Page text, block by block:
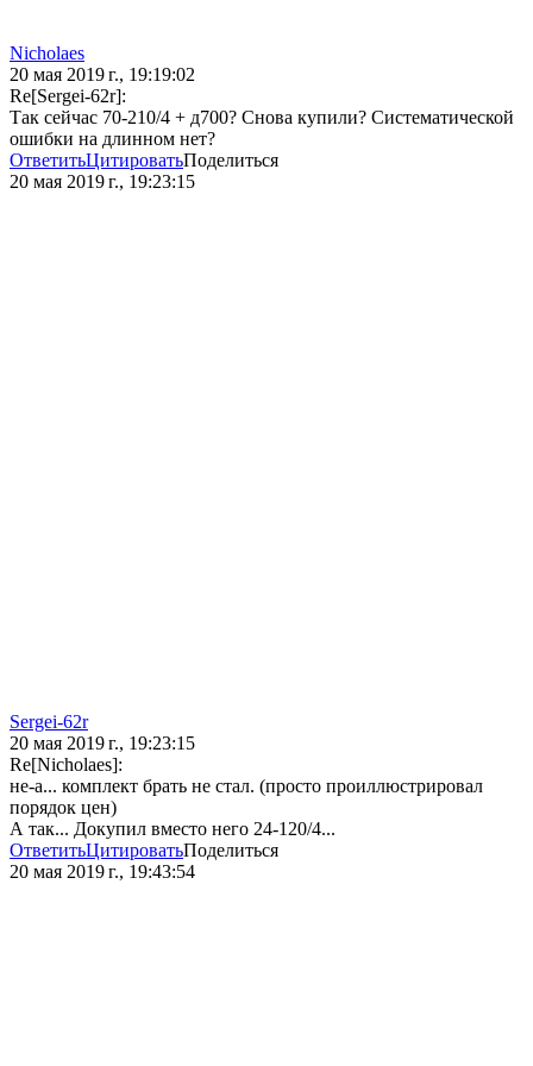
Nicholaes
20 мая 2019 г., 19:19:02
Re[Sergei-62r]:
Так сейчас 70-210/4 + д700? Снова купили? Систематической
ошибки на длинном нет?
ОтветитьЦитироватьПоделиться
20 мая 2019 г., 19:23:15
Sergei-62r
20 мая 2019 г., 19:23:15
Re[Nicholaes]:
не-а... комплект брать не стал. (просто проиллюстрировал
порядок цен)
А так... Докупил вместо него 24-120/4...
ОтветитьЦитироватьПоделиться
20 мая 2019 г., 19:43:54